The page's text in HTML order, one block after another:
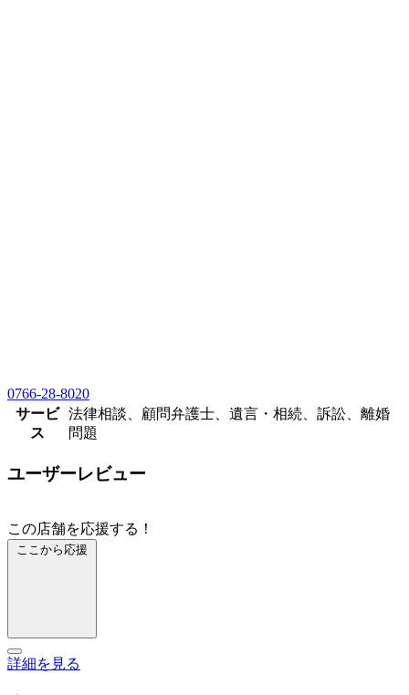
0766-28-8020
サービ
ス
法律相談、顧問弁護士、遺言・相続、訴訟、離婚
問題
ユーザーレビュー
この店舗を応援する！
ここから応援
詳細を見る